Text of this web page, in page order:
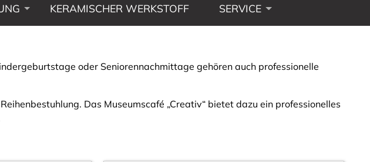
KERAMISCHER WERKSTOFF SERVICE
oder Seniorennachmittage gehören auch professionelle
Das Museumscafé „Creativ“ bietet dazu ein professionelles